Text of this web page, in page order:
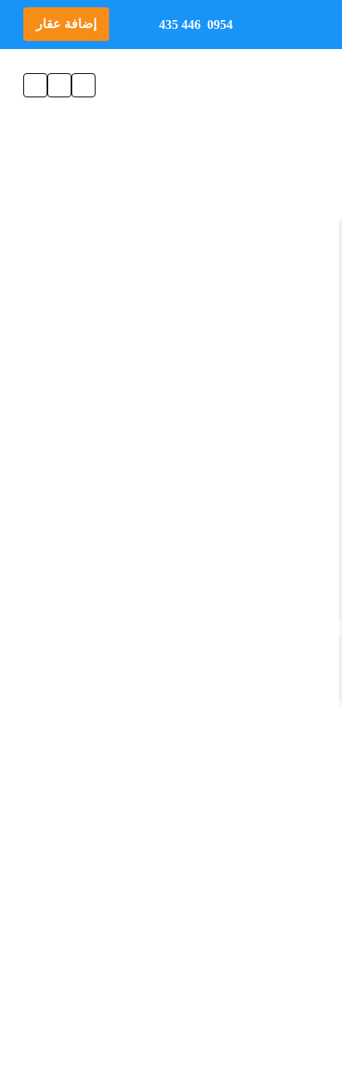
0954 446 435 إضافة عقار